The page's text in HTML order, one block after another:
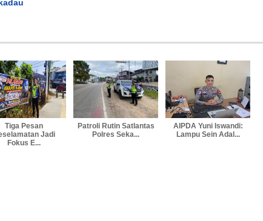
Tiga Pesan
Jadi
Fokus E...
Patroli Rutin Satlantas
Polres Seka...
AIPDA Yuni Iswandi:
Lampu Sein Adal...